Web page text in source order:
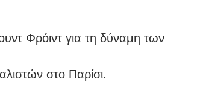
Φρόιντ για τη δύναμη των
στο Παρίσι.